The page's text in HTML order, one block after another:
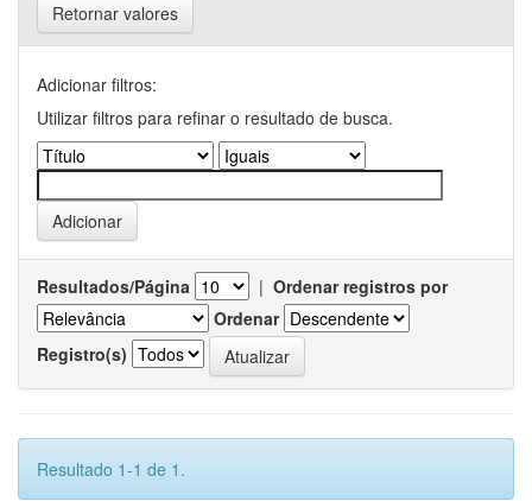
Retornar valores
Adicionar filtros:
Utilizar filtros para refinar o resultado de busca.
Resultados/Página | Ordenar registros por
Ordenar
Registro(s)
Resultado 1-1 de 1.